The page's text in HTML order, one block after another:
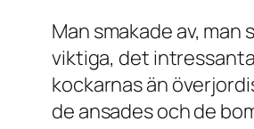
Man smakade av,
viktiga, det
kockarnas än
de ansades och de